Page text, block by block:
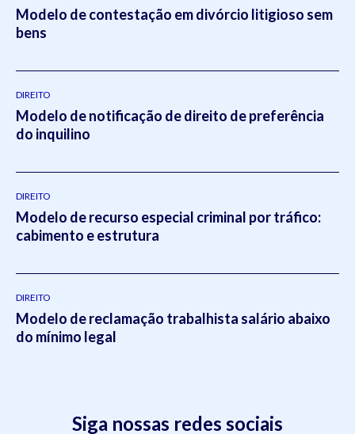
Modelo de contestação em divórcio litigioso sem
bens
DIREITO
Modelo de notificação de direito de preferência
do inquilino
DIREITO
Modelo de recurso especial criminal por tráfico:
cabimento e estrutura
DIREITO
Modelo de reclamação trabalhista salário abaixo
do mínimo legal
Siga nossas redes sociais